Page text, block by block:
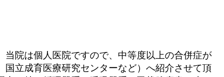
院は個人医院ですので、中等度以上の合併症が
立成育医療研究センターなど）へ紹介させて頂